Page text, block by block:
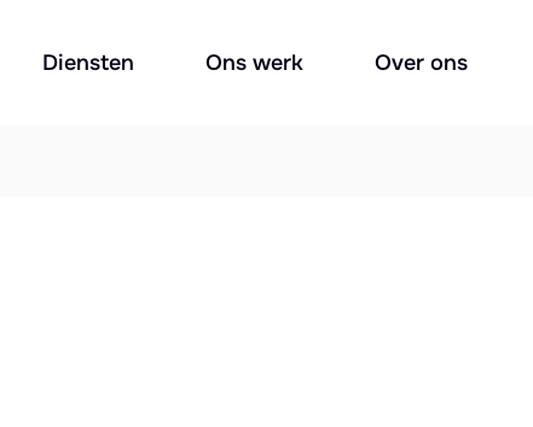
Diensten Ons werk Over ons